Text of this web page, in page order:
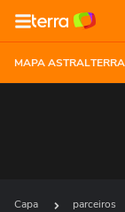
MAPA ASTRAL
Capa parceiros